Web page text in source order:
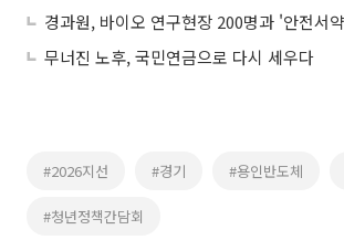
무너진 노후, 국민연금으로 다시 세우다
#2026지선 #경기 #용인반도체
#청년정책간담회